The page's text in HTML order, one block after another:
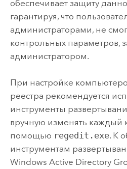
обеспечивает защиту
гарантируя, что
администраторами, не
контрольных параметров,
администратором.
При настройке
реестра рекомендуется
инструменты
вручную изменять каждый
помощью regedit.exe. К
инструментам
Windows Active Directory